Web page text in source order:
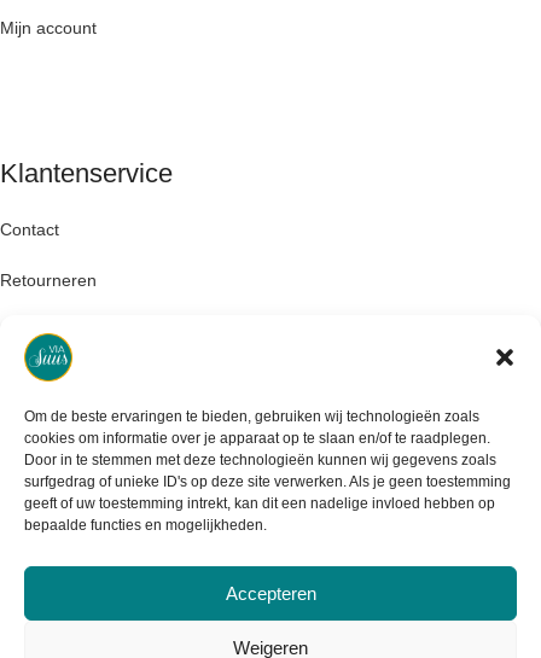
Om de beste ervaringen te bieden, gebruiken wij technologieën zoals
cookies om informatie over je apparaat op te slaan en/of te raadplegen.
Door in te stemmen met deze technologieën kunnen wij gegevens zoals
surfgedrag of unieke ID's op deze site verwerken. Als je geen toestemming
geeft of uw toestemming intrekt, kan dit een nadelige invloed hebben op
bepaalde functies en mogelijkheden.
Accepteren
Weigeren
Mijn account
Klantenservice
Contact
Retourneren
Garantie & klachten
Levertijd & verzendkosten